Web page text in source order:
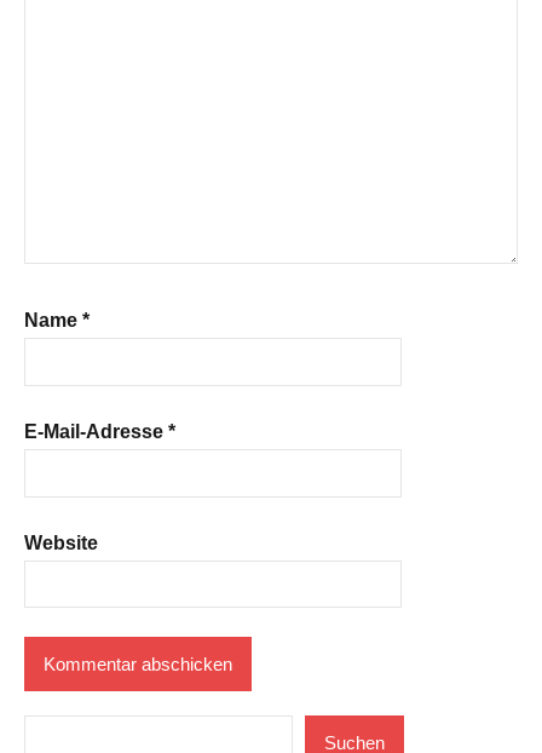
Name *
E-Mail-Adresse *
Website
Suchen